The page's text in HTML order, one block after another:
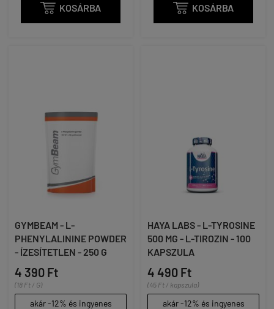
 KOSÁRBA  KOSÁRBA
GYMBEAM - L-
PHENYLALININE POWDER
- ÍZESÍTETLEN - 250 G
4 390 Ft
(18 Ft / G)
akár -12% és ingyenes
HAYA LABS - L-TYROSINE
500 MG - L-TIROZIN - 100
KAPSZULA
4 490 Ft
(45 Ft / kapszula)
akár -12% és ingyenes